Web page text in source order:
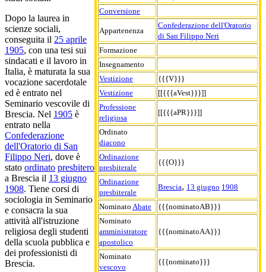
Conversione
Appartenenza
Confederazione dell'Oratorio
di San Filippo Neri
Formazione
Insegnamento
Vestizione
{{{V}}}
Vestizione
[[{{{aVest}}}]]
Professione
religiosa
[[{{{aPR}}}]]
Ordinato
diacono
Ordinazione
presbiterale
{{{O}}}
Ordinazione
presbiterale
Brescia, 13 giugno 1908
Nominato Abate
{{{nominatoAB}}}
Nominato
amministratore
apostolico
{{{nominatoAA}}}
Nominato
vescovo
{{{nominato}}}
Dopo la laurea in
scienze sociali,
conseguita il 25 aprile
1905, con una tesi sui
sindacati e il lavoro in
Italia, è maturata la sua
vocazione sacerdotale
ed è entrato nel
Seminario vescovile di
Brescia. Nel 1905 è
entrato nella
Confederazione
dell'Oratorio di San
Filippo Neri, dove è
stato ordinato presbitero
a Brescia il 13 giugno
1908. Tiene corsi di
sociologia in Seminario
e consacra la sua
attività all'istruzione
religiosa degli studenti
della scuola pubblica e
dei professionisti di
Brescia.